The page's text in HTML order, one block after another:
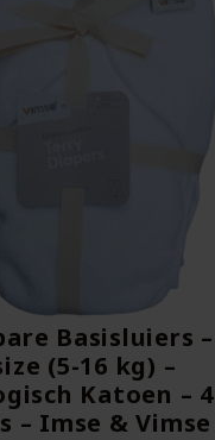
Basisluiers –
(5-16 kg) –
Katoen – 4
– Imse & Vimse